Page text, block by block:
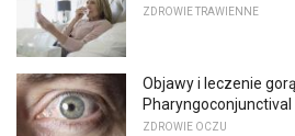
ZDROWIE TRAWIENNE
Objawy i leczenie
Pharyngoconjunctival
ZDROWIE OCZU